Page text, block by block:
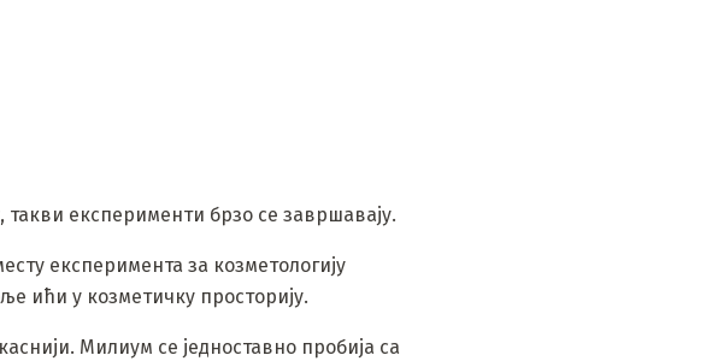
експерименти брзо се завршавају.
експеримента за козметологију
ићи у козметичку просторију.
Милиум се једноставно пробија са